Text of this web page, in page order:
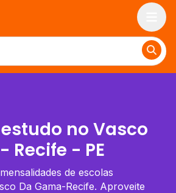
no Vasco
Recife - PE
de escolas
Da Gama-Recife. Aproveite